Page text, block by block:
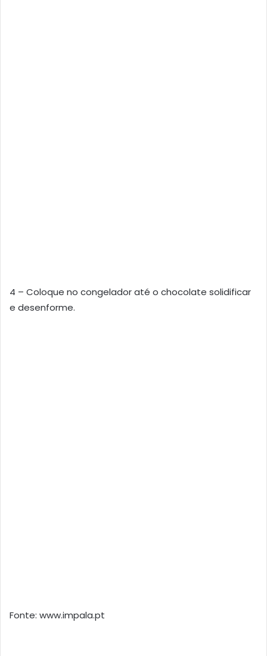
4 – Coloque no congelador até o chocolate solidificar
e desenforme.
Fonte: www.impala.pt